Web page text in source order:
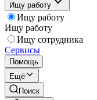
Ищу работу
Ищу работу
Ищу работу
Ищу сотрудника
Сервисы
Помощь
Ещё
Поиск